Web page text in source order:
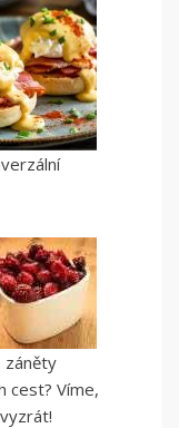
záněty
cest? Víme,